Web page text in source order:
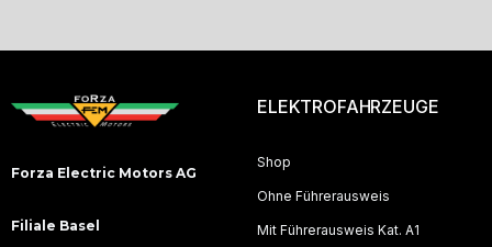
Forza Electric Motors AG
Filiale Basel
ELEKTROFAHRZEUGE
Shop
Ohne Führerausweis
Mit Führerausweis Kat. A1